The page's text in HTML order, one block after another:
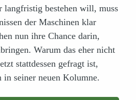
langfristig bestehen will, muss
der Maschinen klar
nun ihre Chance darin,
Warum das eher nicht
stattdessen gefragt ist,
in seiner neuen Kolumne.